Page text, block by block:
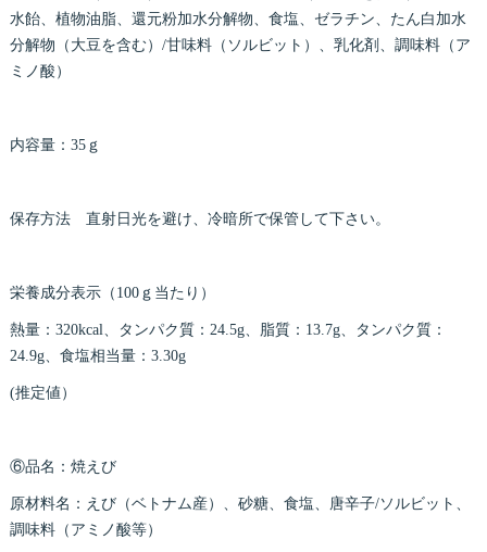
水飴、植物油脂、還元粉加水分解物、食塩、ゼラチン、たん白加水
分解物（大豆を含む）/甘味料（ソルビット）、乳化剤、調味料（ア
ミノ酸）
内容量：35ｇ
保存方法 直射日光を避け、冷暗所で保管して下さい。
栄養成分表示（100ｇ当たり）
熱量：320kcal、タンパク質：24.5g、脂質：13.7g、タンパク質：
24.9g、食塩相当量：3.30g
(推定値）
⑥品名：焼えび
原材料名：えび（ベトナム産）、砂糖、食塩、唐辛子/ソルビット、
調味料（アミノ酸等）